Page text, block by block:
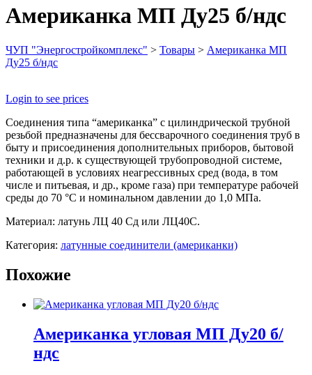
Американка МП Ду25 б/ндс
ЧУП "Энергостройкомплекс" > Товары > Американка МП
Ду25 б/ндс
Login to see prices
Соединения типа “американка” с цилиндрической трубной
резьбой предназначены для бессварочного соединения труб в
быту и присоединения дополнительных приборов, бытовой
техники и д.р. к существующей трубопроводной системе,
работающей в условиях неагрессивных сред (вода, в том
числе и питьевая, и др., кроме газа) при температуре рабочей
среды до 70 °С и номинальном давлении до 1,0 МПа.
Материал: латунь ЛЦ 40 Сд или ЛЦ40С.
Категория: латунные соединители (американки)
Похожие
Американка угловая МП Ду20 б/
ндс